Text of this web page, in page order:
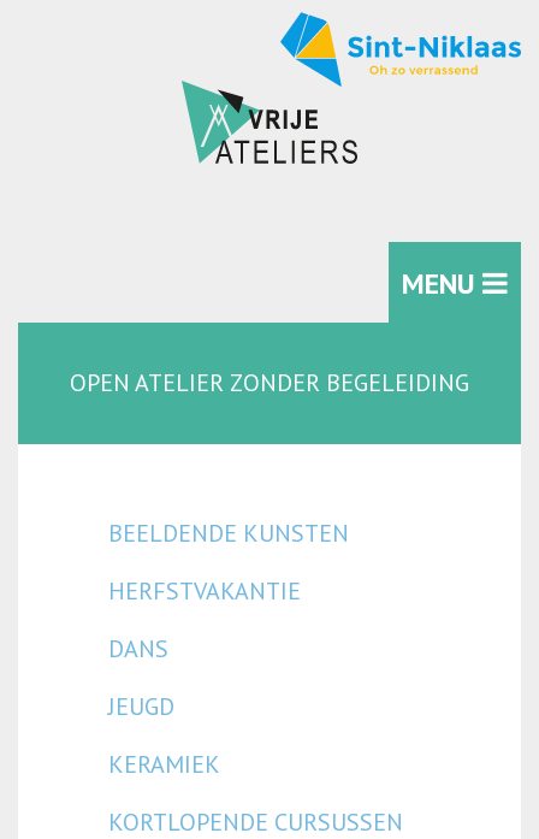
MENU
OPEN ATELIER ZONDER BEGELEIDING
BEELDENDE KUNSTEN
HERFSTVAKANTIE
DANS
JEUGD
KERAMIEK
KORTLOPENDE CURSUSSEN